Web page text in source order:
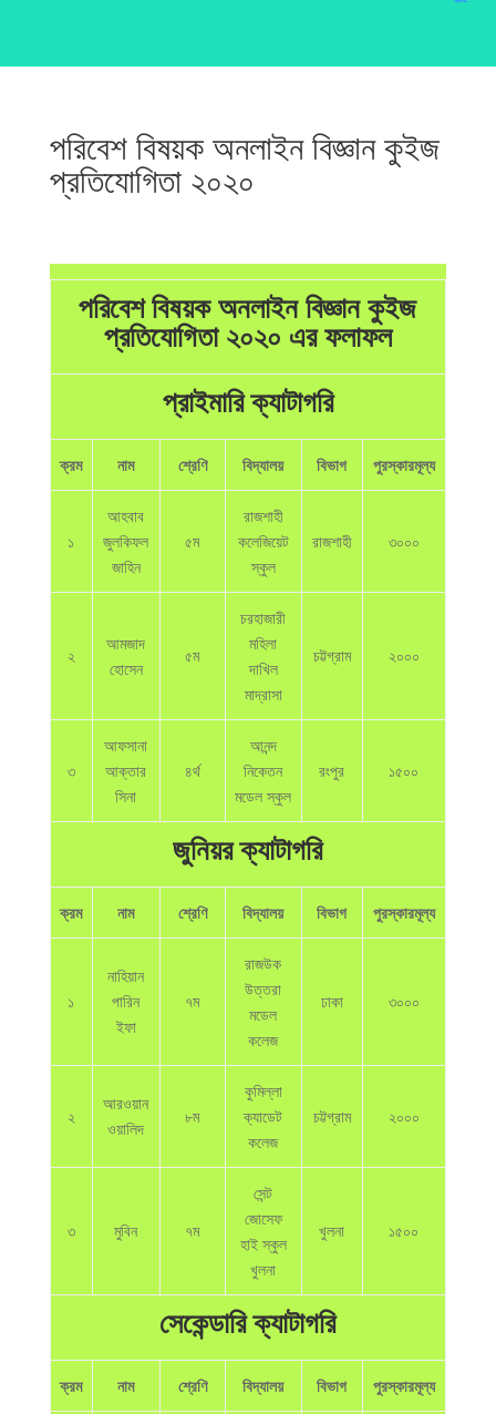
পরিবেশ বিষয়ক অনলাইন বিজ্ঞান কুইজ
প্রতিযোগিতা ২০২০
পরিবেশ বিষয়ক অনলাইন বিজ্ঞান কুইজ
প্রতিযোগিতা ২০২০ এর ফলাফল
প্রাইমারি ক্যাটাগরি
ক্রম নাম শ্রেণি বিদ্যালয় বিভাগ পুরস্কারমূল্য
১
আহবাব
জুলকিফল
জাহিন
৫ম
রাজশাহী
কলেজিয়েট
স্কুল
রাজশাহী ৩০০০
২
আমজাদ
হোসেন
৫ম
চরহাজারী
মহিলা
দাখিল
মাদ্রাসা
চট্টগ্রাম ২০০০
৩
আফসানা
আক্তার
সিনা
৪র্থ
আনন্দ
নিকেতন
মডেল স্কুল
রংপুর ১৫০০
জুনিয়র ক্যাটাগরি
ক্রম নাম শ্রেণি বিদ্যালয় বিভাগ পুরস্কারমূল্য
১
নাহিয়ান
পারিন
ইফা
৭ম
রাজউক
উত্তরা
মডেল
কলেজ
ঢাকা ৩০০০
২
আরওয়ান
ওয়ালিদ
৮ম
কুমিল্লা
ক্যাডেট
কলেজ
চট্টগ্রাম ২০০০
৩ মুবিন ৭ম
সেন্ট
জোসেফ
হাই স্কুল
খুলনা
খুলনা ১৫০০
সেকেন্ডারি ক্যাটাগরি
ক্রম নাম শ্রেণি বিদ্যালয় বিভাগ পুরস্কারমূল্য